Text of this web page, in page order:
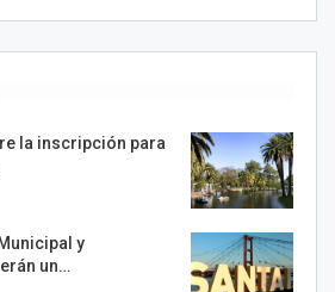
la inscripción para
y
un…